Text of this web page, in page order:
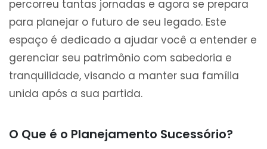
percorreu tantas jornadas e agora se prepara
para planejar o futuro de seu legado. Este
espaço é dedicado a ajudar você a entender e
gerenciar seu patrimônio com sabedoria e
tranquilidade, visando a manter sua família
unida após a sua partida.
O Que é o Planejamento Sucessório?